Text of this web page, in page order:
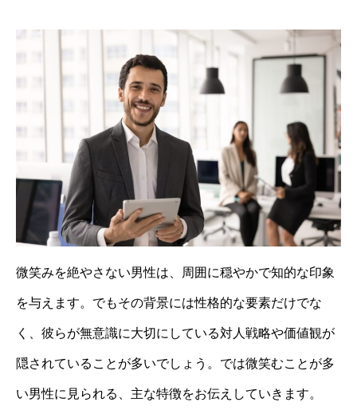
微笑みを絶やさない男性は、周囲に穏やかで知的な印象
を与えます。でもその背景には性格的な要素だけでな
く、彼らが無意識に大切にしている対人戦略や価値観が
隠されていることが多いでしょう。では微笑むことが多
い男性に見られる、主な特徴をお伝えしていきます。